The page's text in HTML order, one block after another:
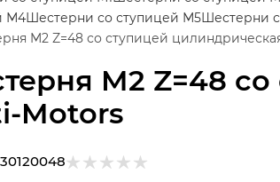
M2 Z=48
Motors
М4Шестерни со ступицей М5Шестерни
M2 Z=48 со ступицей